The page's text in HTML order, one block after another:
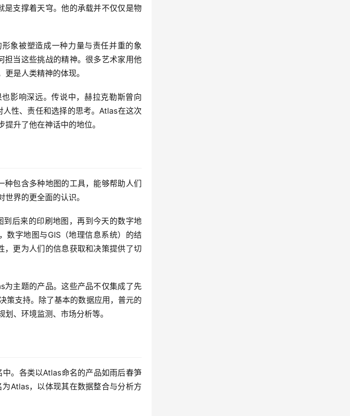
支撑着天穹。他的承载并不仅仅是物
象被塑造成一种力量与责任并重的象
当这些挑战的精神。很多艺术家用他
是人类精神的体现。
影响深远。传说中，赫拉克勒斯曾向
性、责任和选择的思考。Atlas在这次
升了他在神话中的地位。
包含多种地图的工具，能够帮助人们
界的更全面的认识。
后来的印刷地图，再到今天的数字地
数字地图与GIS（地理信息系统）的结
更为人们的信息获取和决策提供了切
主题的产品。这些产品不仅集成了先
策支持。除了基本的数据应用，普元的
、环境监测、市场分析等。
。各类以Atlas命名的产品如雨后春笋
Atlas，以体现其在数据整合与分析方